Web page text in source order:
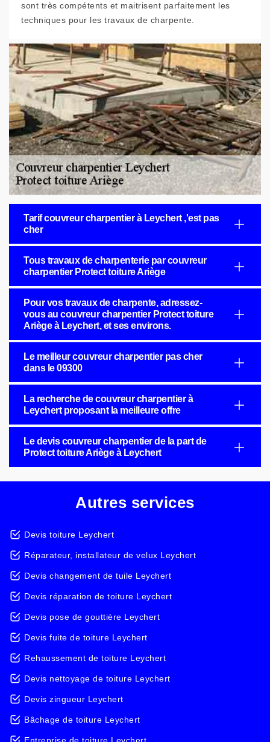
sont très compétents et maitrisent parfaitement les
techniques pour les travaux de charpente.
Tarif couvreur charpentier à Leychert ,'est pas
cher
Tous travaux de charpenterie par couvreur
charpentier Protect toiture Ariège
Pour vos travaux de charpente, adressez-
vous au couvreur charpentier Protect toiture
Ariège à Leychert, et ses environs.
Le meilleur couvreur charpentier pas cher
dans le 09300
La recherche de couvreur charpentier à
Leychert proposant la meilleure offre
Le devis couvreur charpentier de la part de
Protect toiture Ariège à Leychert
Autres services
Devis toiture Leychert
Réparateur, installateur de velux Leychert
Devis changement de tuile Leychert
Devis réparation de toiture Leychert
Devis pose de gouttière Leychert
Devis fuite de toiture Leychert
Rehaussement de toiture Leychert
Devis nettoyage de toiture Leychert
Devis zingueur Leychert
Bâchage de toiture Leychert